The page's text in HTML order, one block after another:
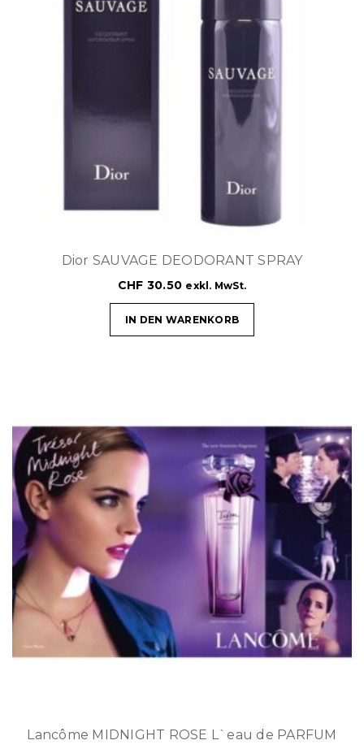
Dior SAUVAGE DEODORANT SPRAY
CHF 30.50 exkl. MwSt.
IN DEN WARENKORB
Lancôme MIDNIGHT ROSE L`eau de PARFUM